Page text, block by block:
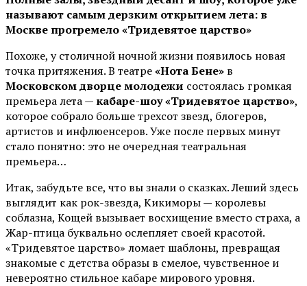
называют самым дерзким открытием лета: в
Москве прогремело «Тридевятое царство»
Похоже, у столичной ночной жизни появилось новая
точка притяжения. В театре«Нота Бене» в
Московском дворце молодежи состоялась громкая
премьера лета — кабаре-шоу «Тридевятое царство»,
которое собрало больше трехсот звезд, блогеров,
артистов и инфлюенсеров. Уже после первых минут
стало понятно: это не очередная театральная
премьера…
Итак, забудьте все, что вы знали о сказках. Леший здесь
выглядит как рок-звезда, Кикиморы — королевы
соблазна, Кощей вызывает восхищение вместо страха, а
Жар-птица буквально ослепляет своей красотой.
«Тридевятое царство» ломает шаблоны, превращая
знакомые с детства образы в смелое, чувственное и
невероятно стильное кабаре мирового уровня.